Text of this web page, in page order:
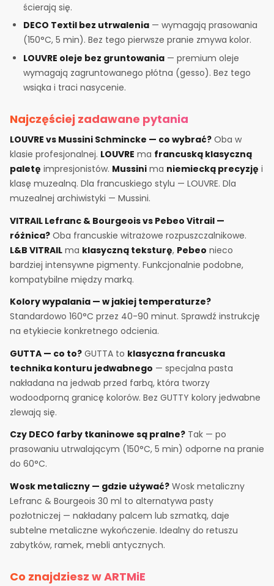
ścierają się.
DECO Textil bez utrwalenia — wymagają prasowania
(150°C, 5 min). Bez tego pierwsze pranie zmywa kolor.
LOUVRE oleje bez gruntowania — premium oleje
wymagają zagruntowanego płótna (gesso). Bez tego
wsiąka i traci nasycenie.
Najczęściej zadawane pytania
LOUVRE vs Mussini Schmincke — co wybrać? Oba w
klasie profesjonalnej. LOUVRE ma francuską klasyczną
paletę impresjonistów. Mussini ma niemiecką precyzję i
klasę muzealną. Dla francuskiego stylu — LOUVRE. Dla
muzealnej archiwistyki — Mussini.
VITRAIL Lefranc & Bourgeois vs Pebeo Vitrail —
różnica? Oba francuskie witrażowe rozpuszczalnikowe.
L&B VITRAIL ma klasyczną teksturę, Pebeo nieco
bardziej intensywne pigmenty. Funkcjonalnie podobne,
kompatybilne między marką.
Kolory wypalania — w jakiej temperaturze?
Standardowo 160°C przez 40-90 minut. Sprawdź instrukcję
na etykiecie konkretnego odcienia.
GUTTA — co to? GUTTA to klasyczna francuska
technika konturu jedwabnego — specjalna pasta
nakładana na jedwab przed farbą, która tworzy
wodoodporną granicę kolorów. Bez GUTTY kolory jedwabne
zlewają się.
Czy DECO farby tkaninowe są pralne? Tak — po
prasowaniu utrwalającym (150°C, 5 min) odporne na pranie
do 60°C.
Wosk metaliczny — gdzie używać? Wosk metaliczny
Lefranc & Bourgeois 30 ml to alternatywa pasty
pozłotniczej — nakładany palcem lub szmatką, daje
subtelne metaliczne wykończenie. Idealny do retuszu
zabytków, ramek, mebli antycznych.
Co znajdziesz w ARTMiE